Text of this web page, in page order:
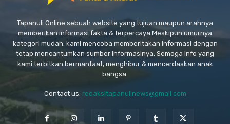
Tapanuli Online sebuah website yang tujuan maupun arahnya
memberikan informasi fakta & terpercaya Meskipun umurnya
kategori mudah, kami mencoba memberitakan informasi dengan
tetap mencantumkan sumber informasinya. Semoga Info yang
kami terbitkan bermanfaat, menghibur & mencerdaskan anak
bangsa.
Contact us: redaksitapanulinews@gmail.com